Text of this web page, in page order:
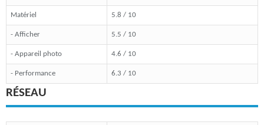
Matériel 5.8 / 10
- Afficher 5.5 / 10
- Appareil photo 4.6 / 10
- Performance 6.3 / 10
RÉSEAU